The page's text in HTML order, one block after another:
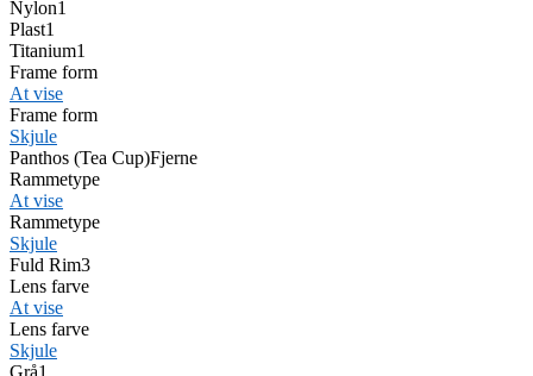
Nylon1
Plast1
Titanium1
Frame form
At vise
Frame form
Skjule
Panthos (Tea Cup)Fjerne
Rammetype
At vise
Rammetype
Skjule
Fuld Rim3
Lens farve
At vise
Lens farve
Skjule
Grå1